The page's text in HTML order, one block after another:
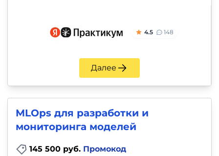
4.5 148
Далее
MLOps для разработки и
мониторинга моделей
145 500 руб. Промокод